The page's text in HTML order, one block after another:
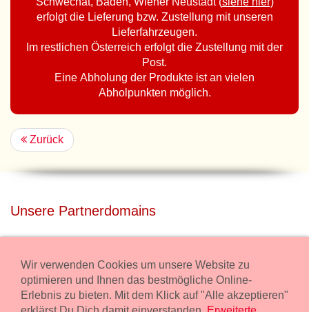
erfolgt die Lieferung bzw. Zustellung mit unseren
Lieferfahrzeugen.
Im restlichen Österreich erfolgt die Zustellung mit der
Post.
Eine Abholung der Produkte ist an vielen
Abholpunkten möglich.
Zurück
Unsere Partnerdomains
Miete unser Haus bei Wiener Neustadt für Deine Party mit
Übernachtung.
freilaender.at
Wir verwenden Cookies um unsere Website zu
optimieren und Ihnen das bestmögliche Online-
Erlebnis zu bieten. Mit dem Klick auf "Alle akzeptieren"